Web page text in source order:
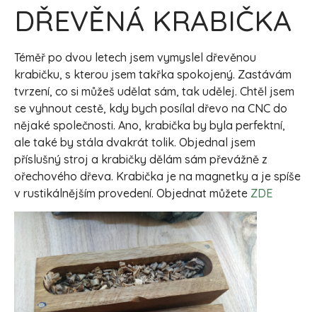
DŘEVĚNÁ KRABIČKA
Téměř po dvou letech jsem vymyslel dřevěnou
krabičku, s kterou jsem takřka spokojený. Zastávám
tvrzení, co si můžeš udělat sám, tak udělej. Chtěl jsem
se vyhnout cestě, kdy bych posílal dřevo na CNC do
nějaké společnosti. Ano, krabička by byla perfektní,
ale také by stála dvakrát tolik. Objednal jsem
příslušný stroj a krabičky dělám sám převážně z
ořechového dřeva. Krabička je na magnetky a je spíše
v rustikálnějším provedení. Objednat můžete ZDE